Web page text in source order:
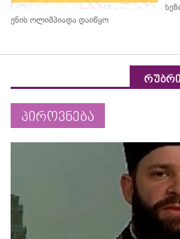
ენის ოლიმპიადა დაიწყო
პიროვნება